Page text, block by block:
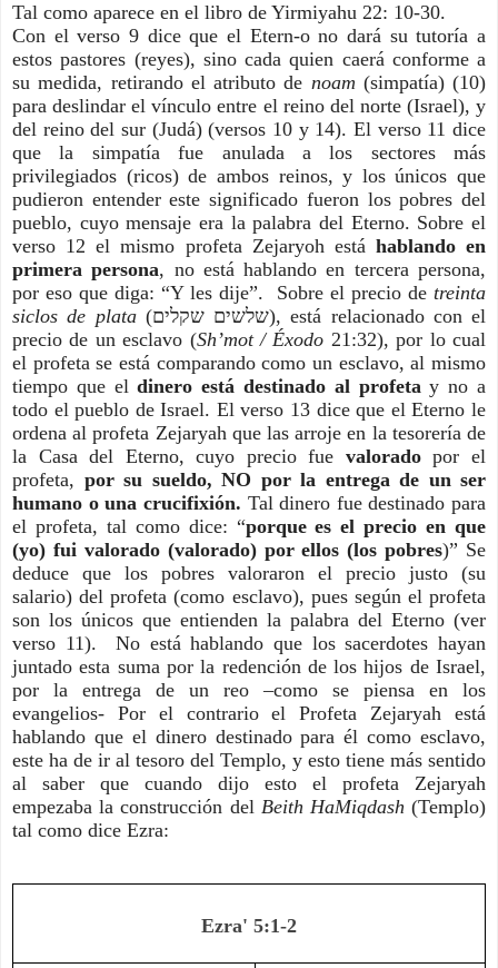
Tal como aparece en el libro de Yirmiyahu 22: 10-30.
Con el verso 9 dice que el Etern-o no dará su tutoría a
estos pastores (reyes), sino cada quien caerá conforme a
su medida, retirando el atributo de noam (simpatía) (10)
para deslindar el vínculo entre el reino del norte (Israel), y
del reino del sur (Judá) (versos 10 y 14). El verso 11 dice
que la simpatía fue anulada a los sectores más
privilegiados (ricos) de ambos reinos, y los únicos que
pudieron entender este significado fueron los pobres del
pueblo, cuyo mensaje era la palabra del Eterno. Sobre el
verso 12 el mismo profeta Zejaryoh está hablando en
primera persona, no está hablando en tercera persona,
por eso que diga: “Y les dije”. Sobre el precio de treinta
siclos de plata(שלשים שקלים), está relacionado con el
precio de un esclavo (Sh’mot / Éxodo 21:32), por lo cual
el profeta se está comparando como un esclavo, al mismo
tiempo que eldinero está destinado al profetay no a
todo el pueblo de Israel. El verso 13 dice que el Eterno le
ordena al profeta Zejaryah que las arroje en la tesorería de
la Casa del Eterno, cuyo precio fue valoradopor el
profeta, por su sueldo, NO por la entrega de un ser
humano o una crucifixión. Tal dinero fue destinado para
el profeta, tal como dice: “porque es el precio en que
(yo) fui valorado (valorado) por ellos (los pobres)” Se
deduce que los pobres valoraron el precio justo (su
salario) del profeta (como esclavo), pues según el profeta
son los únicos que entienden la palabra del Eterno (ver
verso 11). No está hablando que los sacerdotes hayan
juntado esta suma por la redención de los hijos de Israel,
por la entrega de un reo –como se piensa en los
evangelios- Por el contrario el Profeta Zejaryah está
hablando que el dinero destinado para él como esclavo,
este ha de ir al tesoro del Templo, y esto tiene más sentido
al saber que cuando dijo esto el profeta Zejaryah
empezaba la construcción del Beith HaMiqdash(Templo)
tal como dice Ezra:
Ezra' 5:1-2